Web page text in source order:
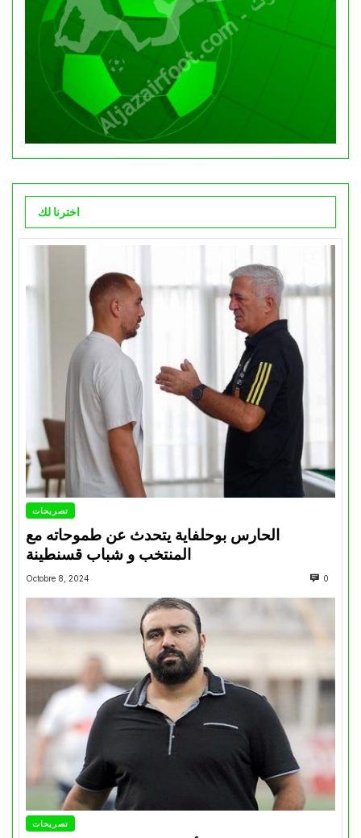
اخترنا لك
تصريحات
الحارس بوحلفاية يتحدث عن طموحاته مع
المنتخب و شباب قسنطينة
Octobre 8, 2024 0
تصريحات